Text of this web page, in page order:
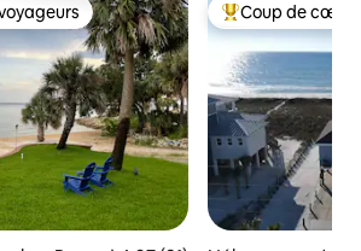
les plus appréciés Coups de cœur
Coup de cœur